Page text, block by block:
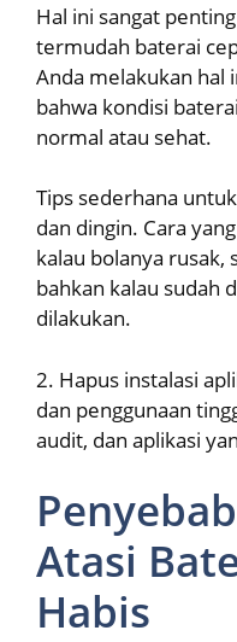
Hal ini sangat
termudah baterai
Anda melakukan hal
bahwa kondisi
normal atau sehat.
Tips sederhana
dan dingin. Cara
kalau bolanya rusak,
bahkan kalau sudah
dilakukan.
2. Hapus instalasi
dan penggunaan
audit, dan aplikasi
Atasi
Habis